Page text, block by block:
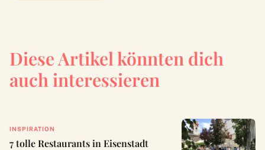
Diese Artikel könnten dich
auch interessieren
INSPIRATION
7 tolle Restaurants in Eisenstadt